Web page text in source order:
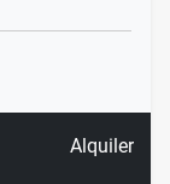
Alquiler